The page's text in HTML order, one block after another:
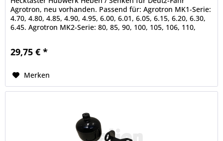
Agrotron, neu vorhanden. Passend für: Agrotron MK1-Serie:
4.70, 4.80, 4.85, 4.90, 4.95, 6.00, 6.01, 6.05, 6.15, 6.20, 6.30,
6.45. Agrotron MK2-Serie: 80, 85, 90, 100, 105, 106, 110,
29,75 € *
Merken